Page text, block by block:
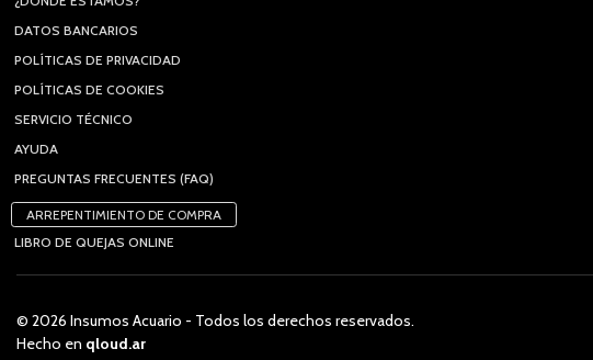
DATOS BANCARIOS
POLÍTICAS DE PRIVACIDAD
POLÍTICAS DE COOKIES
SERVICIO TÉCNICO
AYUDA
PREGUNTAS FRECUENTES (FAQ)
ARREPENTIMIENTO DE COMPRA
LIBRO DE QUEJAS ONLINE
© 2026 Insumos Acuario - Todos los derechos reservados.
Hecho en qloud.ar